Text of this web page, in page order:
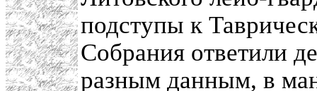
подступы к
Собрания ответили
разным данным, в